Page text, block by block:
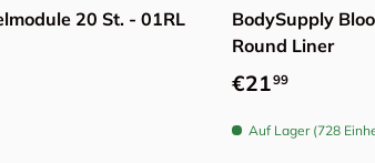
20 St. - 01RL
BodySupply
Round Liner
Normaler Preis
€2199
Auf Lager (728